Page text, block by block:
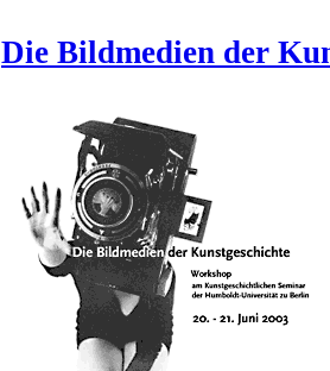
Die Bildmedien der